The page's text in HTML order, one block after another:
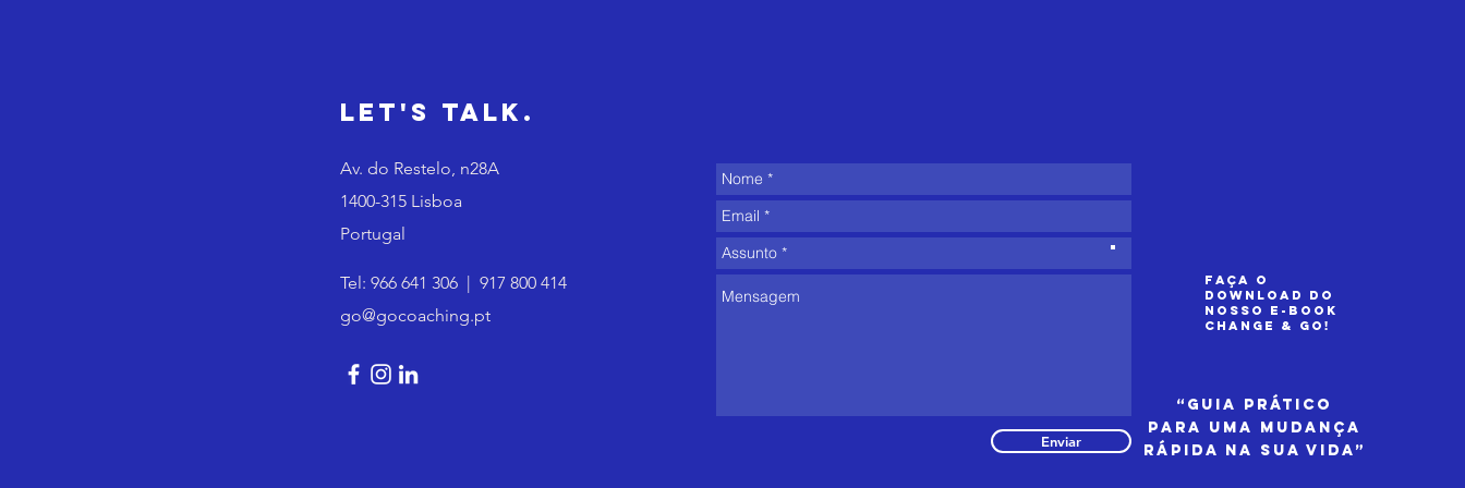
Faça o
download do
nosso e-book
Change & GO!
“Guia prático
para uma mudança
rápida na sua vida”
Let's Talk.
Av. do Restelo, n28A
1400-315 Lisboa
Portugal
Tel: 966 641 306
917 800 414
go@gocoaching.pt
Enviar